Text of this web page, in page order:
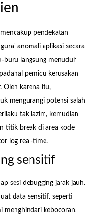
pendekatan
anomali aplikasi secara
buru langsung menuduh
pemicu kerusakan
Oleh karena itu,
mengurangi potensi salah
tak lazim, kemudian
titik break di area kode
log real-time.
sensitif
sesi debugging jarak jauh.
data sensitif, seperti
menghindari kebocoran,